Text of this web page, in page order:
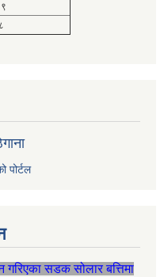
पोर्टल
सडक सोलार बत्तिमा